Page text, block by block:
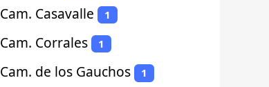
Cam. Casavalle 1
Cam. Corrales 1
Cam. de los Gauchos 1